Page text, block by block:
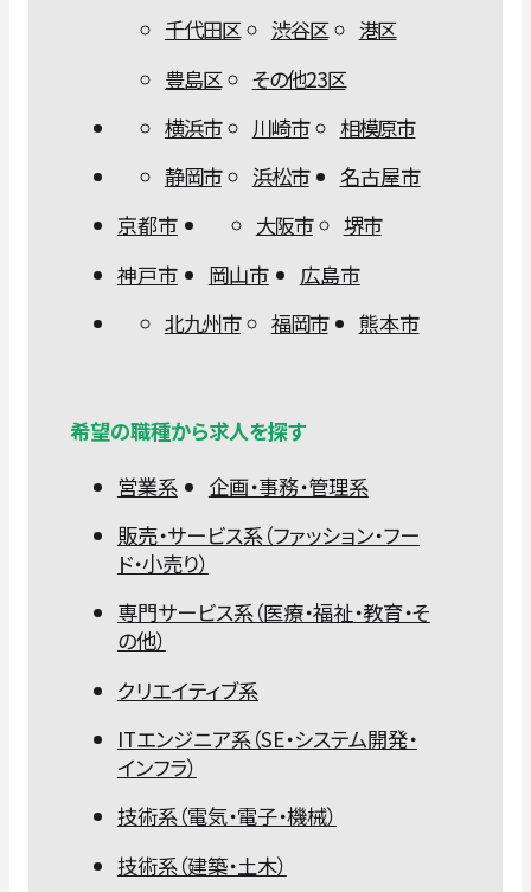
千代田区 渋谷区
港区
豊島区
その他23区
横浜市
川崎市
相模原市
静岡市
浜松市
名古屋市
京都市
大阪市
堺市
神戸市
岡山市
広島市
北九州市
福岡市 熊本市
希望の職種から求人を探す
営業系
企画・事務・管理系
販売・サービス系（ファッション・フー
ド・小売り）
専門サービス系（医療・福祉・教育・そ
の他）
クリエイティブ系
ITエンジニア系（SE・システム開発・
インフラ）
技術系（電気・電子・機械）
技術系（建築・土木）